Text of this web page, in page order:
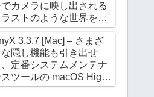
カメラに映し出される
ストのような世界を撮
きるアプリケーション
3.3.7 [Mac] – さまざ
な隠し機能も引き出せ
、定番システムメンテナ
スツールの macOS High
対応版